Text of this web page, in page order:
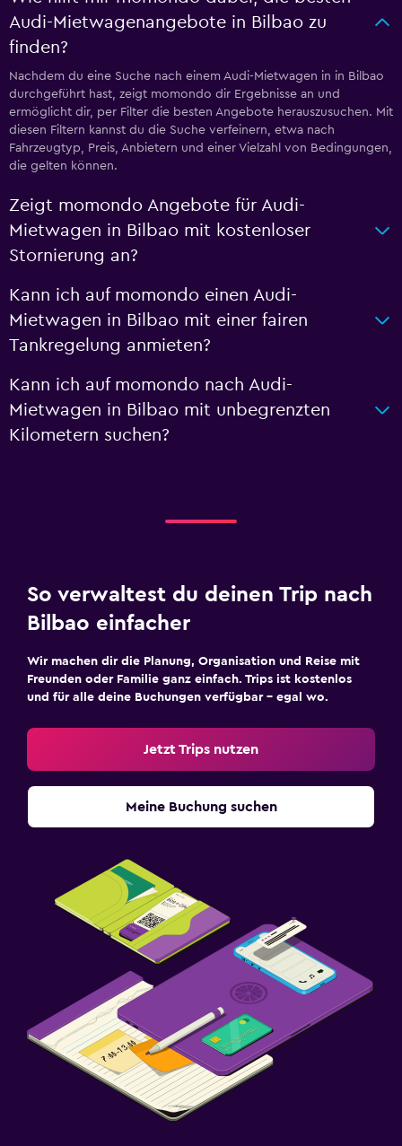
Audi-Mietwagenangebote in Bilbao zu
finden?
Nachdem du eine Suche nach einem Audi-Mietwagen in in Bilbao
durchgeführt hast, zeigt momondo dir Ergebnisse an und
ermöglicht dir, per Filter die besten Angebote herauszusuchen. Mit
diesen Filtern kannst du die Suche verfeinern, etwa nach
Fahrzeugtyp, Preis, Anbietern und einer Vielzahl von Bedingungen,
die gelten können.
Zeigt momondo Angebote für Audi-
Mietwagen in Bilbao mit kostenloser
Stornierung an?
Kann ich auf momondo einen Audi-
Mietwagen in Bilbao mit einer fairen
Tankregelung anmieten?
Kann ich auf momondo nach Audi-
Mietwagen in Bilbao mit unbegrenzten
Kilometern suchen?
So verwaltest du deinen Trip nach
Bilbao einfacher
Wir machen dir die Planung, Organisation und Reise mit
Freunden oder Familie ganz einfach. Trips ist kostenlos
und für alle deine Buchungen verfügbar – egal wo.
Jetzt Trips nutzen
Meine Buchung suchen